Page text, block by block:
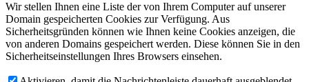
Wir stellen Ihnen eine Liste der von Ihrem Computer auf unserer
Domain gespeicherten Cookies zur Verfügung. Aus
Sicherheitsgründen können wie Ihnen keine Cookies anzeigen, die
von anderen Domains gespeichert werden. Diese können Sie in den
Sicherheitseinstellungen Ihres Browsers einsehen.